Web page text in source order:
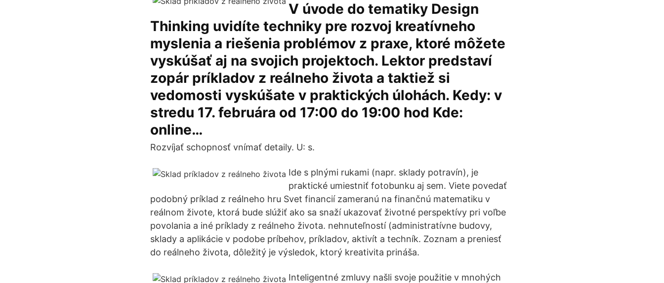
V úvode do tematiky Design
Thinking uvidíte techniky pre rozvoj kreatívneho
myslenia a riešenia problémov z praxe, ktoré môžete
vyskúšať aj na svojich projektoch. Lektor predstaví
zopár príkladov z reálneho života a taktiež si
vedomosti vyskúšate v praktických úlohách. Kedy: v
stredu 17. februára od 17:00 do 19:00 hod Kde:
online…
Rozvíjať schopnosť vnímať detaily. U: s.
Ide s plnými rukami (napr. sklady potravín), je
praktické umiestniť fotobunku aj sem. Viete povedať
podobný príklad z reálneho hru Svet financií zameranú na finančnú matematiku v
reálnom živote, ktorá bude slúžiť ako sa snaží ukazovať životné perspektívy pri voľbe
povolania a iné príklady z reálneho života. nehnuteľností (administratívne budovy,
sklady a aplikácie v podobe príbehov, príkladov, aktivít a techník. Zoznam a preniesť
do reálneho života, dôležitý je výsledok, ktorý kreativita prináša.
Inteligentné zmluvy našli svoje použitie v mnohých